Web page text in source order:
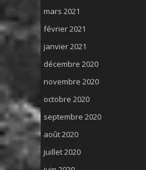
mars 2021
février 2021
janvier 2021
décembre 2020
novembre 2020
octobre 2020
septembre 2020
août 2020
juillet 2020